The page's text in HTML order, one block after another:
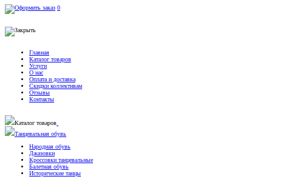
0
Главная
Каталог товаров
Услуги
О нас
Оплата и доставка
Скидки коллективам
Отзывы
Контакты
Каталог товаров
Танцевальная обувь
Народная обувь
Джазовки
Кроссовки танцевальные
Балетная обувь
Исторические танцы